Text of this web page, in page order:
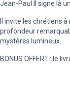
Jean-Paul II signe là
Il invite les chrétiens
profondeur
mystères lumineux.
BONUS OFFERT : le